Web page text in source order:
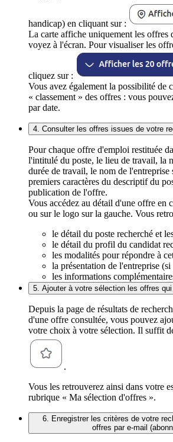
handicap) en cliquant sur :
La carte affiche uniquement les offres
voyez à l'écran. Pour visualiser les
cliquez sur :
Vous avez également la possibilité de
« classement » des offres : vous
par date.
4. Consulter les offres issues de votre
Pour chaque offre d'emploi restituée
l'intitulé du poste, le lieu de travail, la
durée de travail, le nom de l'entreprise
premiers caractères du descriptif du
publication de l'offre.
Vous accédez au détail d'une offre en
ou sur le logo sur la gauche. Vous
le détail du poste recherché et
le détail du profil du candidat
les modalités pour répondre à
la présentation de l'entreprise (si
les informations
5. Ajouter à votre sélection les offres
Depuis la page de résultats de
d'une offre consultée, vous pouvez
votre choix à votre sélection. Il suffit
.
Vous les retrouverez ainsi dans votre
rubrique « Ma sélection d'offres ».
6. Enregistrer les critères de votre
offres par e-mail